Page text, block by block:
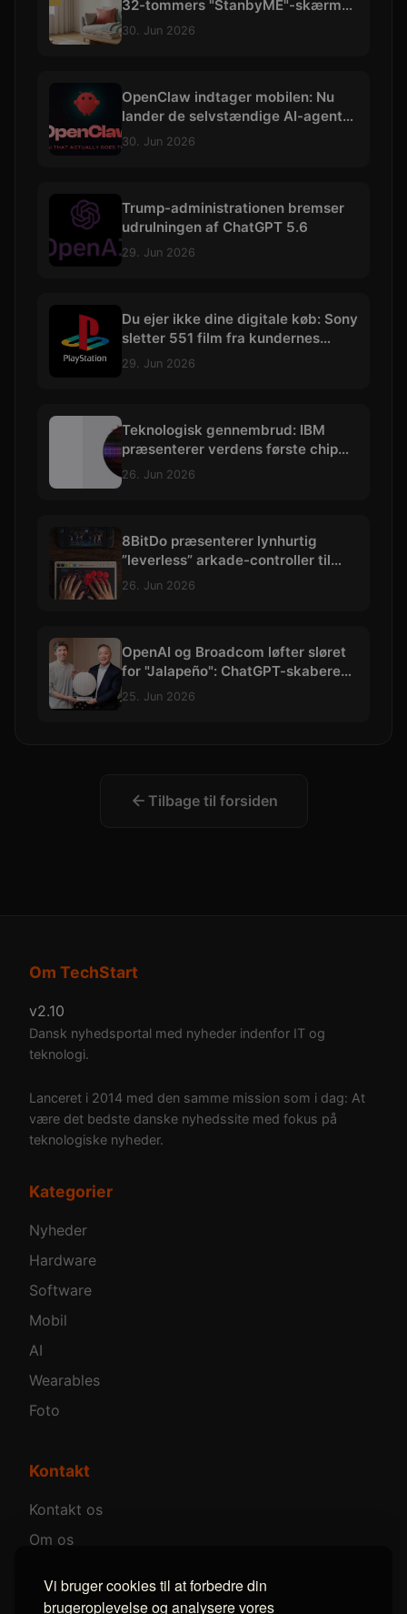
Vi bruger cookies til at forbedre din
brugeroplevelse og analysere vores
32-tommers "StanbyME"-skærm
med 4K og batteri
30. Jun 2026
OpenClaw indtager mobilen: Nu
lander de selvstændige AI-agenter
på iOS og Android
30. Jun 2026
Trump-administrationen bremser
udrulningen af ChatGPT 5.6
29. Jun 2026
Du ejer ikke dine digitale køb: Sony
sletter 551 film fra kundernes
biblioteker
29. Jun 2026
Teknologisk gennembrud: IBM
præsenterer verdens første chip
skabt med præcision under 1 nm
26. Jun 2026
8BitDo præsenterer lynhurtig
”leverless” arkade-controller til
hardcore kampspils-entusiaster
26. Jun 2026
OpenAI og Broadcom løfter sløret
for "Jalapeño": ChatGPT-skaberens
allerførste AI-chip
25. Jun 2026
Tilbage til forsiden
Om TechStart
v2.10
Dansk nyhedsportal med nyheder indenfor IT og
teknologi.
Lanceret i 2014 med den samme mission som i dag: At
være det bedste danske nyhedssite med fokus på
teknologiske nyheder.
Kategorier
Nyheder
Hardware
Software
Mobil
AI
Wearables
Foto
Kontakt
Kontakt os
Om os